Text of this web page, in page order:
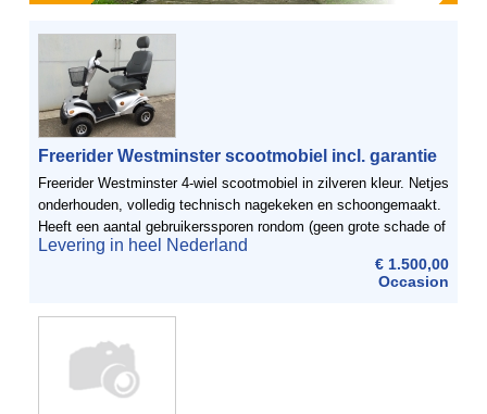
Freerider Westminster scootmobiel incl. garantie
Freerider Westminster 4-wiel scootmobiel in zilveren kleur. Netjes
onderhouden, volledig technisch nagekeken en schoongemaakt.
Heeft een aantal gebruikerssporen rondom (geen grote schade of
stukken uit de kap). Voorzien van nieuwe ...
Levering in heel Nederland
€ 1.500,00
Occasion